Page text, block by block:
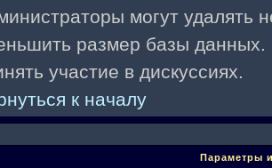
могут удалять
размер базы данных.
участие в дискуссиях.
к началу
Параметры